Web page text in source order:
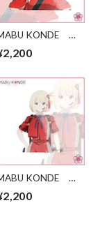
KONDE
Smiling 2
KONDE